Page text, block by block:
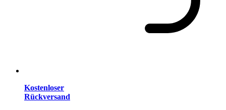
Kostenloser
Rückversand